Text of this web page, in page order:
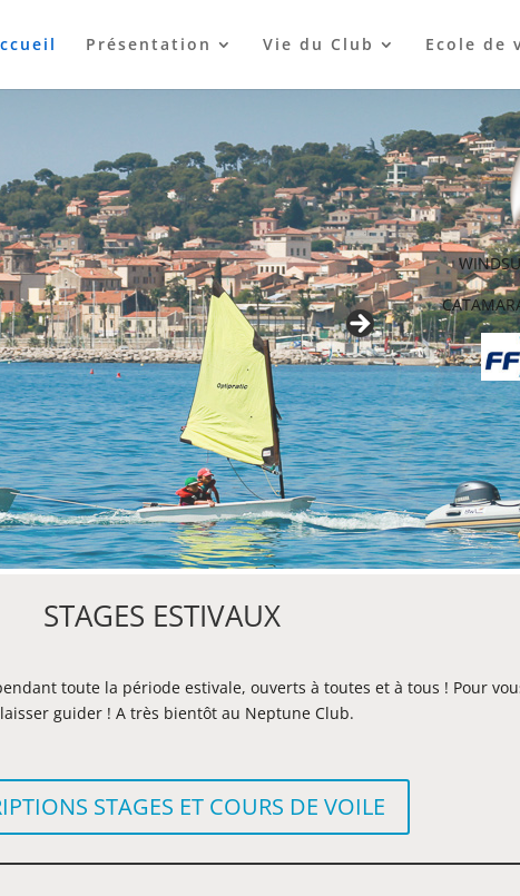
Présentation Vie du Club Ecole de
STAGES ESTIVAUX
toute la période estivale, ouverts à toutes et à tous ! Pour
guider ! A très bientôt au Neptune Club.
STAGES ET COURS DE VOILE